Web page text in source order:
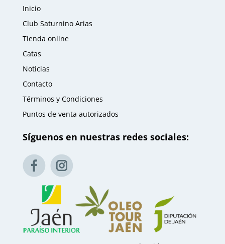
Inicio
Club Saturnino Arias
Tienda online
Catas
Noticias
Contacto
Términos y Condiciones
Puntos de venta autorizados
Síguenos en nuestras redes sociales: